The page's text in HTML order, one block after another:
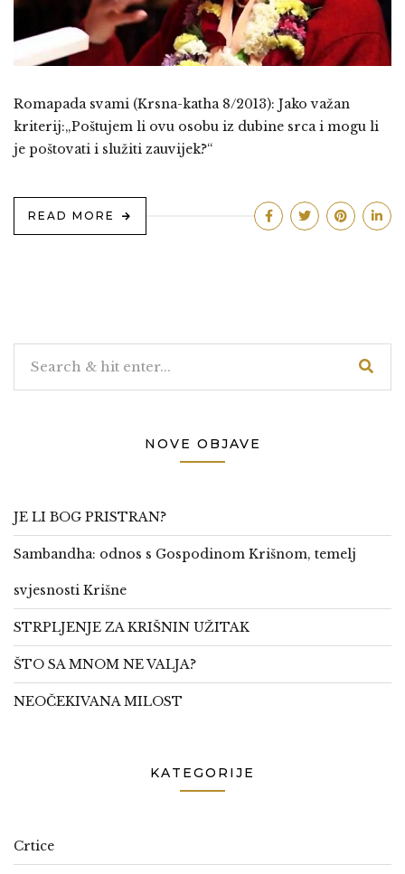
Romapada svami (Krsna-katha 8/2013): Jako važan
kriterij:„Poštujem li ovu osobu iz dubine srca i mogu li
je poštovati i služiti zauvijek?“
READ MORE
NOVE OBJAVE
JE LI BOG PRISTRAN?
Sambandha: odnos s Gospodinom Krišnom, temelj
svjesnosti Krišne
STRPLJENJE ZA KRIŠNIN UŽITAK
ŠTO SA MNOM NE VALJA?
NEOČEKIVANA MILOST
KATEGORIJE
Crtice